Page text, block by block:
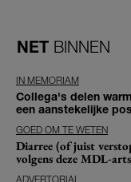
NET BINNEN
IN MEMORIAM
Collega's delen
een aanstekelijke
GOED OM TE WETEN
Diarree (of juist
volgens deze MDL-arts
ADVERTORIAL